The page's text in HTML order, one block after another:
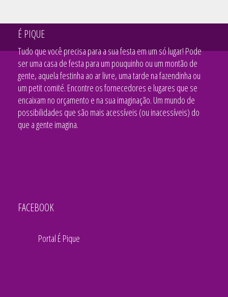
É PIQUE
Tudo que você precisa para a sua festa em um só lugar! Pode
ser uma casa de festa para um pouquinho ou um montão de
gente, aquela festinha ao ar livre, uma tarde na fazendinha ou
um petit comité. Encontre os fornecedores e lugares que se
encaixam no orçamento e na sua imaginação. Um mundo de
possibilidades que são mais acessíveis (ou inacessíveis) do
que a gente imagina.
FACEBOOK
Portal É Pique